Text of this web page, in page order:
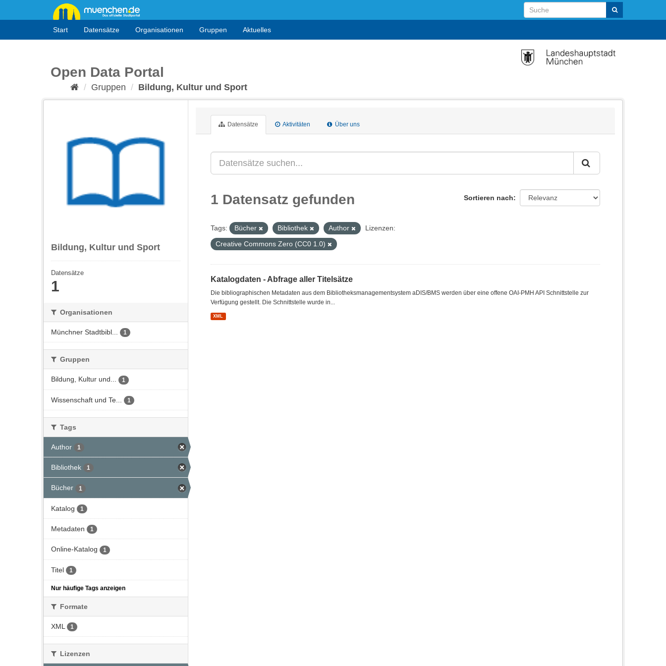
Start Datensätze Organisationen Gruppen Aktuelles
Open Data Portal
Gruppen Bildung, Kultur und Sport
Bildung, Kultur und Sport
Datensätze
1
Organisationen
Münchner Stadtbibl... 1
Gruppen
Bildung, Kultur und... 1
Wissenschaft und Te... 1
Tags
Author 1
Bibliothek 1
Bücher 1
Katalog 1
Metadaten 1
Online-Katalog 1
Titel 1
Nur häufige Tags anzeigen
Formate
XML 1
Lizenzen
Datensätze Aktivitäten Über uns
Sortieren nach
1 Datensatz gefunden
Tags: Bücher Bibliothek Author
Lizenzen:
Creative Commons Zero (CC0 1.0)
Katalogdaten - Abfrage aller Titelsätze
Die bibliographischen Metadaten aus dem Bibliotheksmanagementsystem aDIS/BMS werden über eine offene OAI-PMH API Schnittstelle zur
Verfügung gestellt. Die Schnittstelle wurde in...
XML